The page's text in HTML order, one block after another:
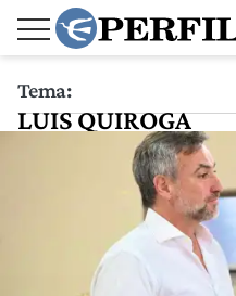
Tema:
LUIS QUIROGA